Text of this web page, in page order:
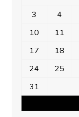
3
4
10
11
17
18
24
25
31